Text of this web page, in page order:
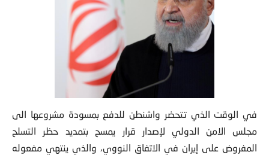
في الوقت الذي تتحضر واشنطن للدفع بمسودة مشروعها الى
مجلس الامن الدولي لإصدار قرار يمسح بتمديد حظر التسلح
المفروض على إيران في الاتفاق النووي، والذي ينتهي مفعوله